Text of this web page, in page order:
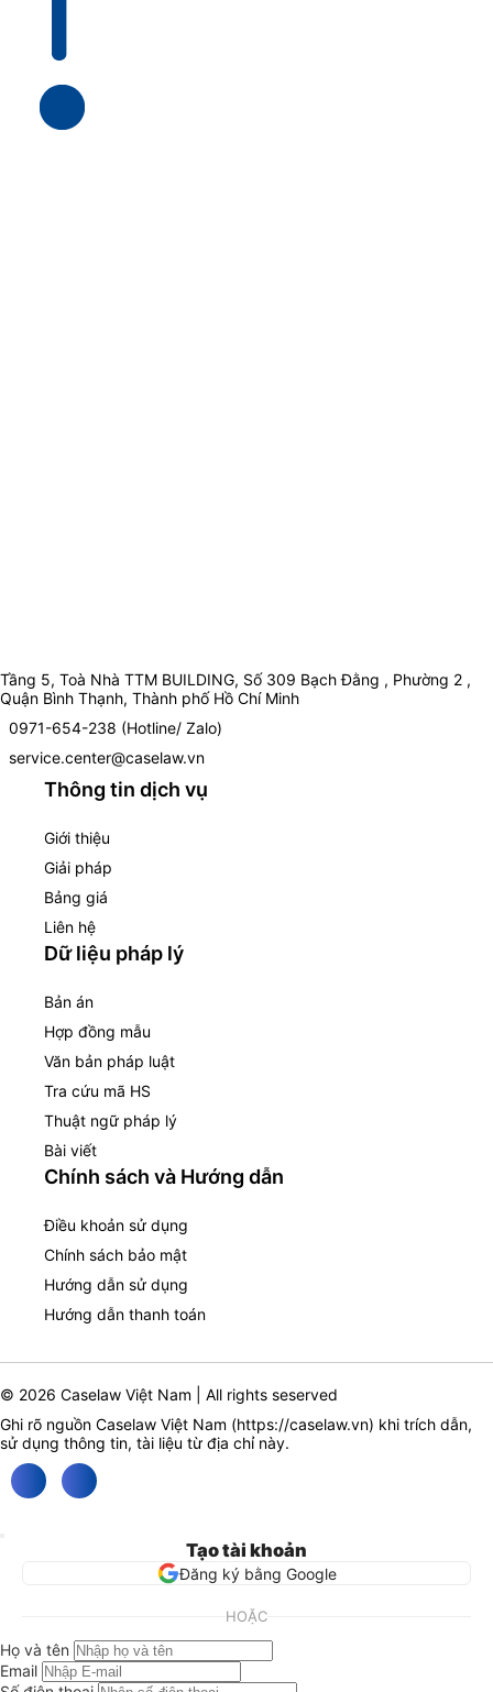
Tầng 5, Toà Nhà TTM BUILDING, Số 309 Bạch Đằng , Phường 2 ,
Quận Bình Thạnh, Thành phố Hồ Chí Minh
0971-654-238 (Hotline/ Zalo)
service.center@caselaw.vn
Thông tin dịch vụ
Giới thiệu
Giải pháp
Bảng giá
Liên hệ
Dữ liệu pháp lý
Bản án
Hợp đồng mẫu
Văn bản pháp luật
Tra cứu mã HS
Thuật ngữ pháp lý
Bài viết
Chính sách và Hướng dẫn
Điều khoản sử dụng
Chính sách bảo mật
Hướng dẫn sử dụng
Hướng dẫn thanh toán
© 2026 Caselaw Việt Nam | All rights seserved
Ghi rõ nguồn Caselaw Việt Nam (https://caselaw.vn) khi trích dẫn,
sử dụng thông tin, tài liệu từ địa chỉ này.
Tạo tài khoản
Đăng ký bằng Google
HOẶC
Họ và tên
Email